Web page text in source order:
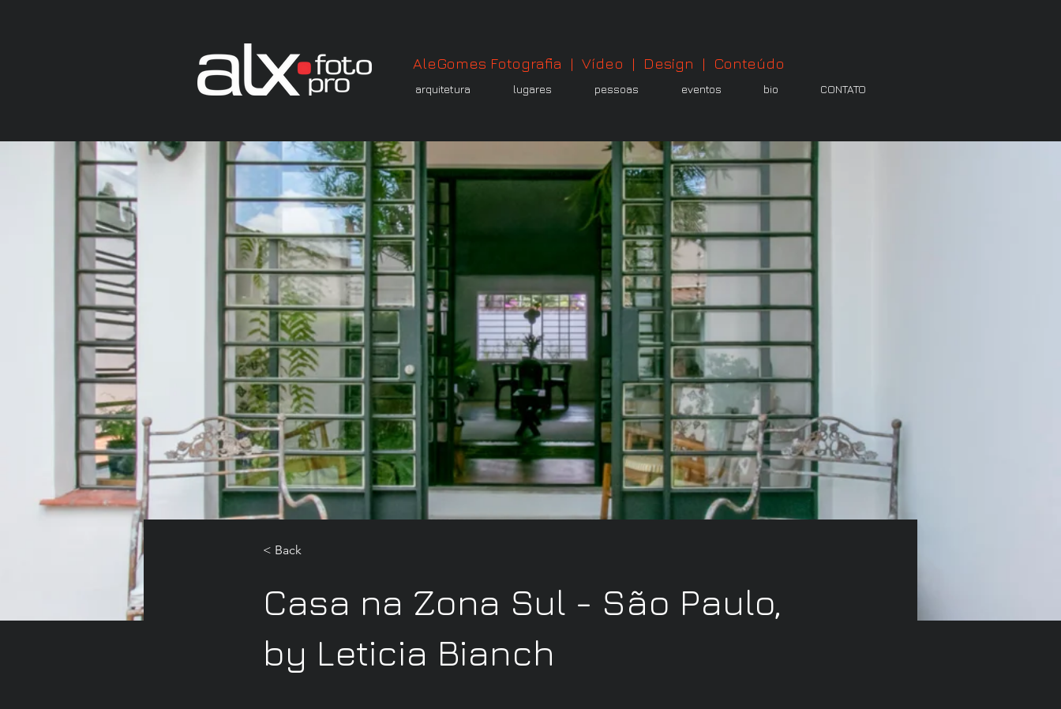
AleGomes Fotografia | Vídeo | Design | Conteúdo
arquitetura lugares pessoas eventos bio CONTATO
< Back
Casa na Zona Sul - São Paulo,
by Leticia Bianch